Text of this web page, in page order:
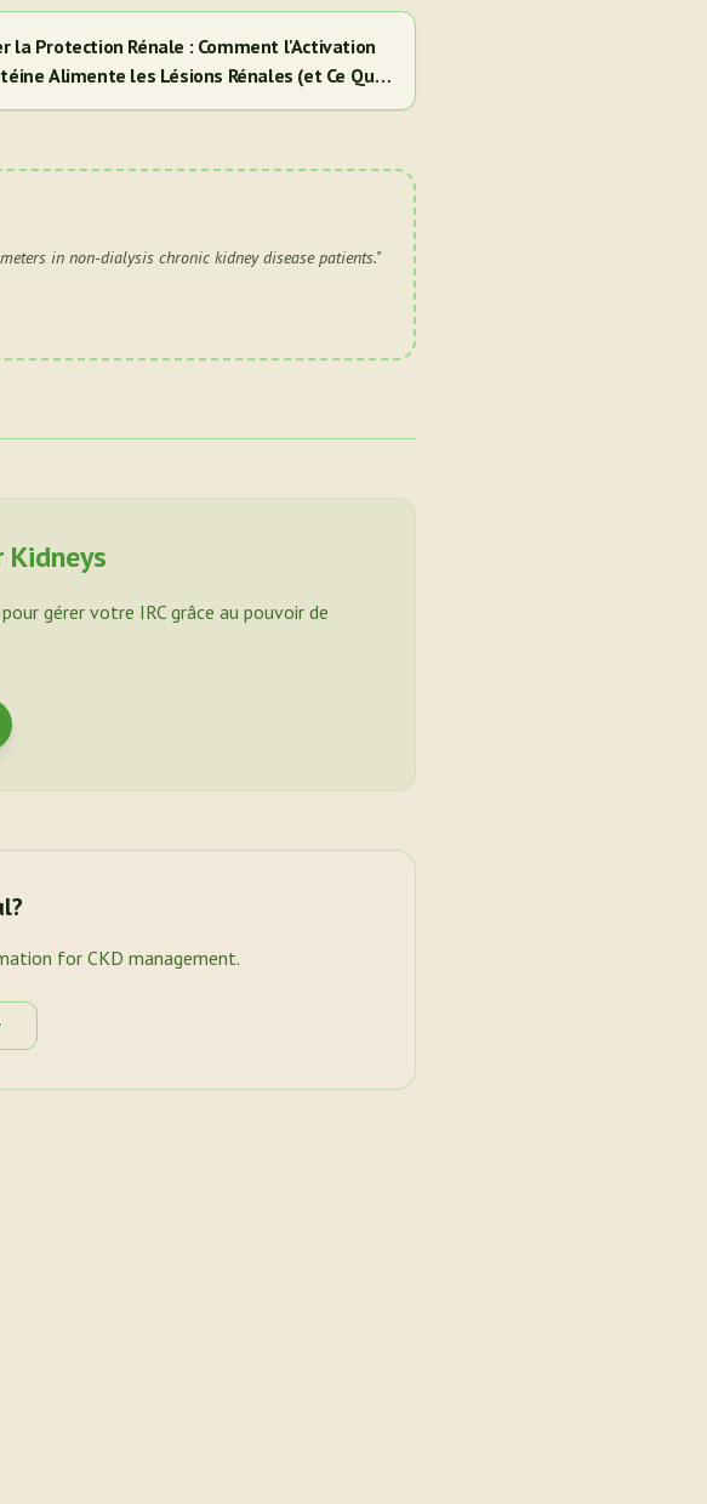
la Protection Rénale : Comment l'Activation
Alimente les Lésions Rénales (et Ce Que
Pour Vous)
in non-dialysis chronic kidney disease patients."
Kidneys
gérer votre IRC grâce au pouvoir de
for CKD management.